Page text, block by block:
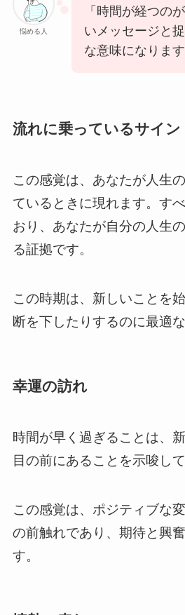
悩める人
「時間が経つの
いメッセージと
な意味になりま
流れに乗っているサイン
この感覚は、あなたが人生
ているときに現れます。す
おり、あなたが自分の人生
る証拠です。
この時期は、新しいことを
断を下したりするのに最適な
幸運の訪れ
時間が早く過ぎることは、
目の前にあることを示唆して
この感覚は、ポジティブな
の前触れであり、期待と興
す。